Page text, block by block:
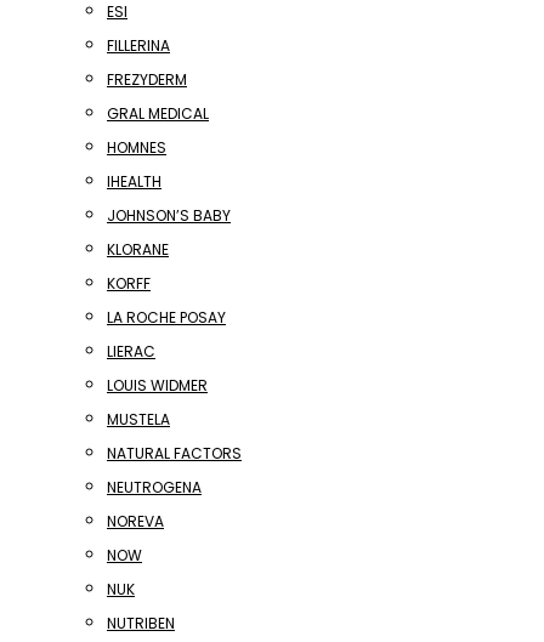
ESI
FILLERINA
FREZYDERM
GRAL MEDICAL
HOMNES
IHEALTH
JOHNSON’S BABY
KLORANE
KORFF
LA ROCHE POSAY
LIERAC
LOUIS WIDMER
MUSTELA
NATURAL FACTORS
NEUTROGENA
NOREVA
NOW
NUK
NUTRIBEN